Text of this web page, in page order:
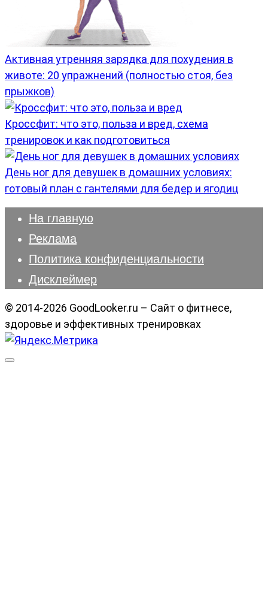
Активная утренняя зарядка для похудения в
животе: 20 упражнений (полностью стоя, без
прыжков)
Кроссфит: что это, польза и вред, схема
тренировок и как подготовиться
День ног для девушек в домашних условиях:
готовый план с гантелями для бедер и ягодиц
На главную
Реклама
Политика конфиденциальности
Дисклеймер
© 2014-2026 GoodLooker.ru – Сайт о фитнесе,
здоровье и эффективных тренировках